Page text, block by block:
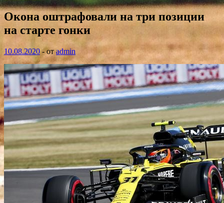
Окона оштрафовали на три позиции
на старте гонки
10.08.2020-отadmin